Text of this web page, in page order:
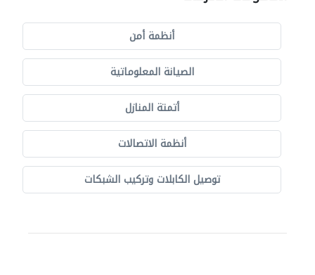
أنظمة أمن
الصيانة المعلوماتية
أتمتة المنازل
أنظمة الاتصالات
توصيل الكابلات وتركيب الشبكات